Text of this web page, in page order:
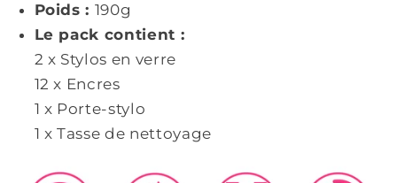
Poids : 190g
Le pack contient :
2 x Stylos en verre
12 x Encres
1 x Porte-stylo
1 x Tasse de nettoyage